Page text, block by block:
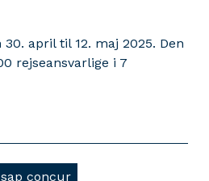
april til 12. maj 2025. Den
rejseansvarlige i 7
sap concur